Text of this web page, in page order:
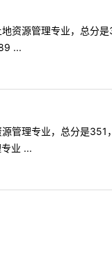
资源管理专业，总分
...
管理专业，总分是
业 ...